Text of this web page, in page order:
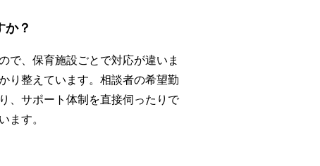
か？
で、保育施設ごとで対応が違いま
り整えています。相談者の希望勤
、サポート体制を直接伺ったりで
ます。